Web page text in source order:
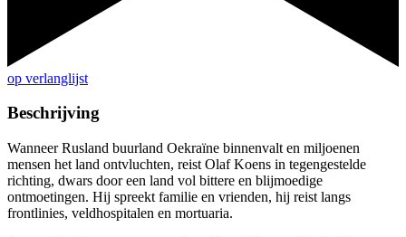
op verlanglijst
Beschrijving
Wanneer Rusland buurland Oekraïne binnenvalt en miljoenen
mensen het land ontvluchten, reist Olaf Koens in tegengestelde
richting, dwars door een land vol bittere en blijmoedige
ontmoetingen. Hij spreekt familie en vrienden, hij reist langs
frontlinies, veldhospitalen en mortuaria.